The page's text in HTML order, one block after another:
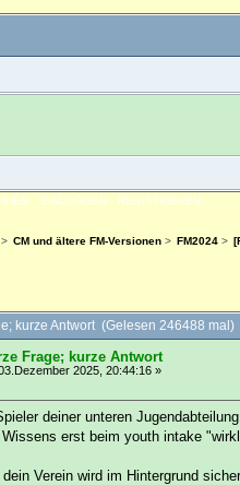
EINLOGGEN REGISTRIEREN
CM und ältere FM-Versionen> FM2024>
kurze Antwort (Gelesen 246488 mal)
Frage; kurze Antwort
2025, 20:44:16 »
deiner unteren
erst beim youth intake
Verein wird im Hintergrund